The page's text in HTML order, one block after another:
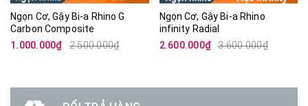
Ngọn Cơ, Gậy Bi-a Rhino G
Carbon Composite
1.000.000₫
2.500.000₫
Ngọn Cơ, Gậy Bi-a Rhino
infinity Radial
2.600.000₫
3.600.000₫